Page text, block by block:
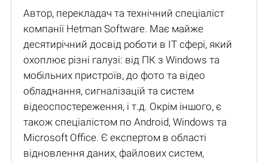
Автор, перекладач та технічний спеціаліст
компанії Hetman Software. Має майже
десятирічний досвід роботи в IT сфері, який
охоплює різні галузі: від ПК з Windows та
мобільних пристроїв, до фото та відео
обладнання, сигналізацій та систем
відеоспостереження, і т.д. Окрім іншого, є
також спеціалістом по Android, Windows та
Microsoft Office. Є експертом в області
відновлення даних, файлових систем,